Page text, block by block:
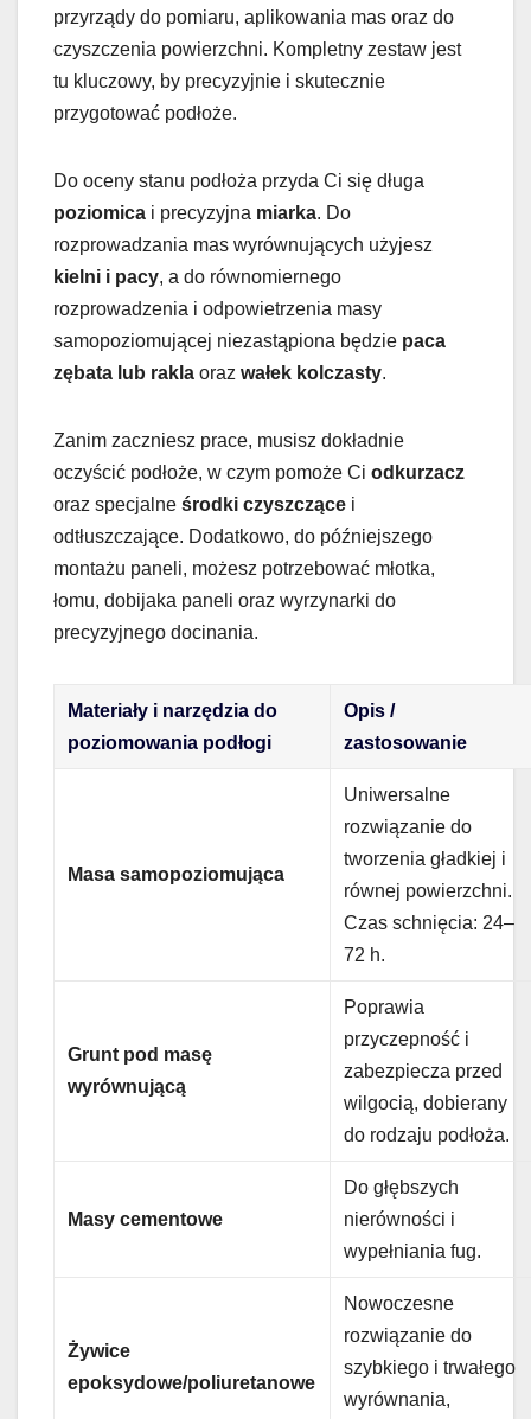
przyrządy do pomiaru, aplikowania mas oraz do
czyszczenia powierzchni. Kompletny zestaw jest
tu kluczowy, by precyzyjnie i skutecznie
przygotować podłoże.
Do oceny stanu podłoża przyda Ci się długa
poziomica i precyzyjna miarka. Do
rozprowadzania mas wyrównujących użyjesz
kielni i pacy, a do równomiernego
rozprowadzenia i odpowietrzenia masy
samopoziomującej niezastąpiona będzie paca
zębata lub rakla oraz wałek kolczasty.
Zanim zaczniesz prace, musisz dokładnie
oczyścić podłoże, w czym pomoże Ci odkurzacz
oraz specjalne środki czyszczące i
odtłuszczające. Dodatkowo, do późniejszego
montażu paneli, możesz potrzebować młotka,
łomu, dobijaka paneli oraz wyrzynarki do
precyzyjnego docinania.
Materiały i narzędzia do
poziomowania podłogi
Opis /
zastosowanie
Masa samopoziomująca
Uniwersalne
rozwiązanie do
tworzenia gładkiej i
równej powierzchni.
Czas schnięcia: 24–
72 h.
Grunt pod masę
wyrównującą
Poprawia
przyczepność i
zabezpiecza przed
wilgocią, dobierany
do rodzaju podłoża.
Masy cementowe
Do głębszych
nierówności i
wypełniania fug.
Żywice
epoksydowe/poliuretanowe
Nowoczesne
rozwiązanie do
szybkiego i trwałego
wyrównania,